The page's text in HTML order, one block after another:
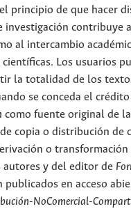
principio de que hacer
contribuye
al intercambio
Los usuarios
la totalidad de los
se conceda el
como fuente original de
copia o distribución de
o transformación
y del editor de
publicados en acceso
NoComercial-